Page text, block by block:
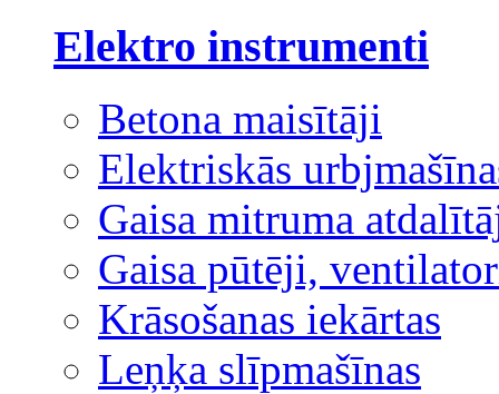
Elektro instrumenti
Betona maisītāji
Elektriskās
Gaisa mitruma
Gaisa pūtēji,
Krāsošanas iekārtas
Leņķa slīpmašīnas